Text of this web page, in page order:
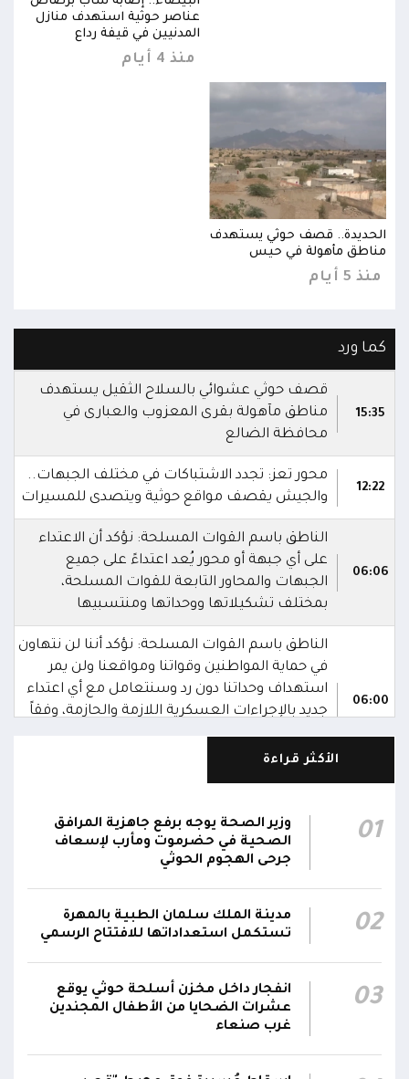
عناصر حوثية استهدف منازل
المدنيين في قيفة رداع
منذ 4 أيام
الحديدة.. قصف حوثي يستهدف
مناطق مأهولة في حيس
منذ 5 أيام
كما ورد
15:35
قصف حوثي عشوائي بالسلاح الثقيل يستهدف
مناطق مآهولة بقرى المعزوب والعبارى في
محافظة الضالع
12:22
محور تعز: تجدد الاشتباكات في مختلف الجبهات..
والجيش يقصف مواقع حوثية ويتصدى للمسيرات
06:06
الناطق باسم القوات المسلحة: نؤكد أن الاعتداء
على أي جبهة أو محور يُعد اعتداءً على جميع
الجبهات والمحاور التابعة للقوات المسلحة،
بمختلف تشكيلاتها ووحداتها ومنتسبيها
06:00
الناطق باسم القوات المسلحة: نؤكد أننا لن نتهاون
في حماية المواطنين وقواتنا ومواقعنا ولن يمر
استهداف وحداتنا دون رد وسنتعامل مع أي اعتداء
جديد بالإجراءات العسكرية اللازمة والحازمة، وفقاً
لتوجيهات القيادة السياسية والعسكرية
ومقتضيات الموقف العملياتي
وحدة المحاور والقيادة والسيطرة للقوات المسلحة
الناطق باسم القوات المسلحة: سنرد دون تهاون
الناطق باسم القوات المسلحة: نفذنا عملاً عسكرياً
ضد العناصر الحوثية الإرهابية وعتادها
04:17
المقاومة الوطنية تصد هجوماً حوثياً في جبهتي
الحيمة بالتحيتا وحيس جنوب الحديدة
الأكثر قراءة
01
وزير الصحة يوجه برفع جاهزية المرافق
الصحية في حضرموت ومأرب لإسعاف
جرحى الهجوم الحوثي
02
مدينة الملك سلمان الطبية بالمهرة
تستكمل استعداداتها للافتتاح الرسمي
03
انفجار داخل مخزن أسلحة حوثي يوقع
عشرات الضحايا من الأطفال المجندين
غرب صنعاء